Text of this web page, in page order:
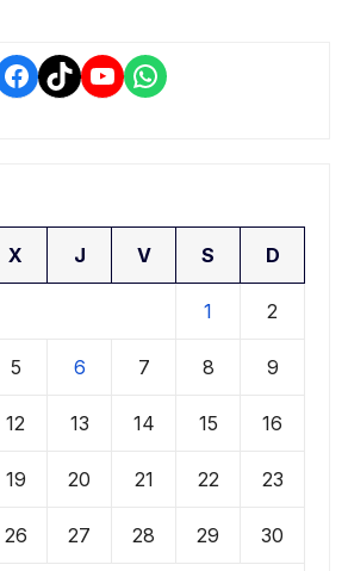
Facebook
TikTokYouTube
WhatsApp
X J V S D
1 2
5 6 7 8 9
12 13 14 15 16
19 20 21 22 23
26 27 28 29 30